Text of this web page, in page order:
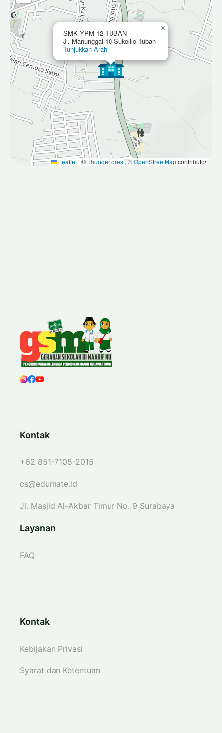
SMK YPM 12 TUBAN
Jl. Manunggal 10 Sukolilo Tuban
Tunjukkan Arah
×
Leaflet | ©Thunderforest, ©OpenStreetMapcontributors
Kontak
+62 851-7105-2015
cs@edumate.id
Jl. Masjid Al-Akbar Timur No. 9 Surabaya
Layanan
FAQ
Kontak
Kebijakan Privasi
Syarat dan Ketentuan